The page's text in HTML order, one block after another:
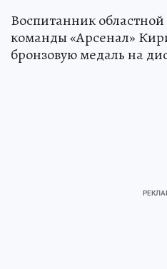
Воспитанник
команды «Арсенал»
бронзовую медаль на